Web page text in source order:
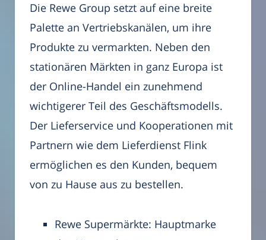
Die Rewe Group setzt auf eine breite
Palette an Vertriebskanälen, um ihre
Produkte zu vermarkten. Neben den
stationären Märkten in ganz Europa ist
der Online-Handel ein zunehmend
wichtigerer Teil des Geschäftsmodells.
Der Lieferservice und Kooperationen mit
Partnern wie dem Lieferdienst Flink
ermöglichen es den Kunden, bequem
von zu Hause aus zu bestellen.
Rewe Supermärkte: Hauptmarke